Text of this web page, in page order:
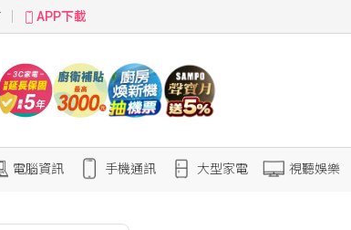
APP下載
電腦資訊 手機通訊 大型家電 視聽娛樂